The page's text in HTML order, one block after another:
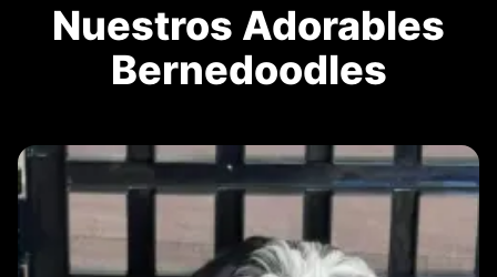
Nuestros Adorables
Bernedoodles